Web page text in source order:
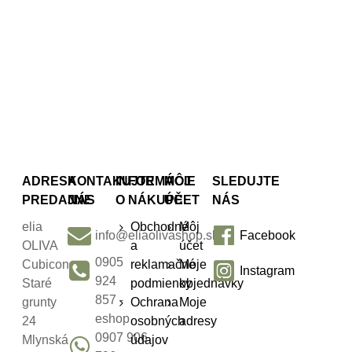
ADRESA
PREDAJNE
elia
OLIVA
Cubicon
Staré
grunty
24
Mlynská
KONTAKUJTE
NÁS
info@eliaolivashop.sk
0905
924
857 -
eshop
0907 906
INFORMÁCIE
O NÁKUPE
Obchodné
a
reklamačné
podmienky
Ochrana
osobných
údajov
MÔJ
ÚČET
Môj
účet
Moje
objednávky
Moje
adresy
SLEDUJTE
NÁS
Facebook
Instagram